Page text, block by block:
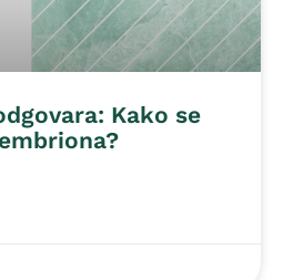
Kako se